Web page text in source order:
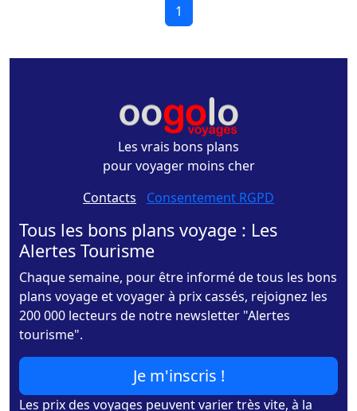
1
Les vrais bons plans
pour voyager moins cher
Contacts - Consentement RGPD
Tous les bons plans voyage : Les
Alertes Tourisme
Chaque semaine, pour être informé de tous les bons
plans voyage et voyager à prix cassés, rejoignez les
200 000 lecteurs de notre newsletter "Alertes
tourisme".
Je m'inscris !
Les prix des voyages peuvent varier très vite, à la